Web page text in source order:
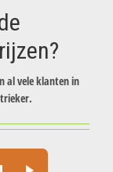
al vele klanten in